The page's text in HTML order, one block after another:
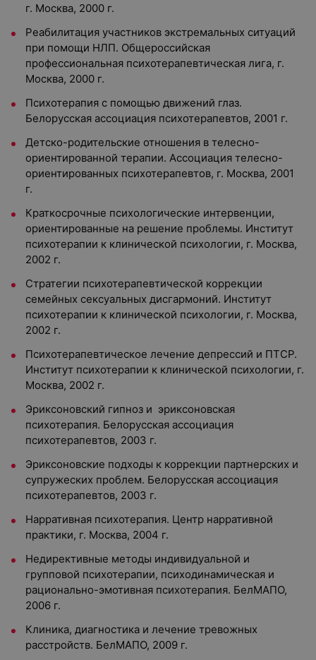
г. Москва, 2000 г.
Реабилитация участников экстремальных ситуаций
при помощи НЛП. Общероссийская
профессиональная психотерапевтическая лига, г.
Москва, 2000 г.
Психотерапия с помощью движений глаз.
Белорусская ассоциация психотерапевтов, 2001 г.
Детско-родительские отношения в телесно-
ориентированной терапии. Ассоциация телесно-
ориентированных психотерапевтов, г. Москва, 2001
г.
Краткосрочные психологические интервенции,
ориентированные на решение проблемы. Институт
психотерапии к клинической психологии, г. Москва,
2002 г.
Стратегии психотерапевтической коррекции
семейных сексуальных дисгармоний. Институт
психотерапии к клинической психологии, г. Москва,
2002 г.
Психотерапевтическое лечение депрессий и ПТСР.
Институт психотерапии к клинической психологии, г.
Москва, 2002 г.
Эриксоновский гипноз и эриксоновская
психотерапия. Белорусская ассоциация
психотерапевтов, 2003 г.
Эриксоновские подходы к коррекции партнерских и
супружеских проблем. Белорусская ассоциация
психотерапевтов, 2003 г.
Нарративная психотерапия. Центр нарративной
практики, г. Москва, 2004 г.
Недирективные методы индивидуальной и
групповой психотерапии, психодинамическая и
рационально-эмотивная психотерапия. БелМАПО,
2006 г.
Клиника, диагностика и лечение тревожных
расстройств. БелМАПО, 2009 г.